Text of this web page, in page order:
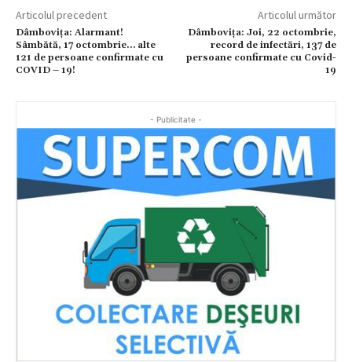
Articolul precedent
Dâmbovița: Alarmant!
Sâmbătă, 17 octombrie… alte
121 de persoane confirmate cu
COVID – 19!
Articolul următor
Dâmbovița: Joi, 22 octombrie,
record de infectări, 137 de
persoane confirmate cu Covid-
19
- Publicitate -